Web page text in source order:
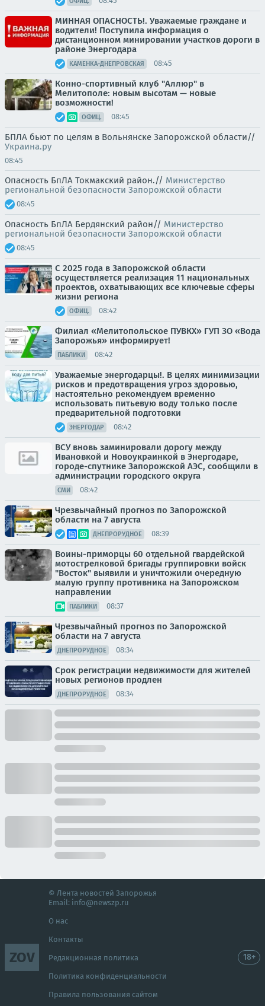
МИННАЯ ОПАСНОСТЬ!. Уважаемые граждане и
водители! Поступила информация о
дистанционном минировании участков дороги в
районе Энергодара
КАМЕНКА-ДНЕПРОВСКАЯ 08:45
Конно-спортивный клуб "Аллюр" в
Мелитополе: новым высотам — новые
возможности!
ОФИЦ. 08:45
БПЛА бьют по целям в Вольнянске Запорожской области//
Украина.ру
08:45
Опасность БпЛА Токмакский район.// Министерство
региональной безопасности Запорожской области
08:45
Опасность БпЛА Бердянский район// Министерство
региональной безопасности Запорожской области
08:45
С 2025 года в Запорожской области
осуществляется реализация 11 национальных
проектов, охватывающих все ключевые сферы
жизни региона
ОФИЦ. 08:42
Филиал «Мелитопольское ПУВКХ» ГУП ЗО «Вода
Запорожья» информирует!
ПАБЛИКИ 08:42
Уважаемые энергодарцы!. В целях минимизации
рисков и предотвращения угроз здоровью,
настоятельно рекомендуем временно
использовать питьевую воду только после
предварительной подготовки
ЭНЕРГОДАР 08:42
ВСУ вновь заминировали дорогу между
Ивановкой и Новоукраинкой в Энергодаре,
городе-спутнике Запорожской АЭС, сообщили в
администрации городского округа
СМИ 08:42
Чрезвычайный прогноз по Запорожской
области на 7 августа
ДНЕПРОРУДНОЕ 08:39
Воины-приморцы 60 отдельной гвардейской
мотострелковой бригады группировки войск
"Восток" выявили и уничтожили очередную
малую группу противника на Запорожском
направлении
ПАБЛИКИ 08:37
Чрезвычайный прогноз по Запорожской
области на 7 августа
ДНЕПРОРУДНОЕ 08:34
Срок регистрации недвижимости для жителей
новых регионов продлен
ДНЕПРОРУДНОЕ 08:34
ZOV
© Лента новостей Запорожья
Email: info@newszp.ru
О нас
Контакты
Редакционная политика
Политика конфиденциальности
Правила пользования сайтом
18+